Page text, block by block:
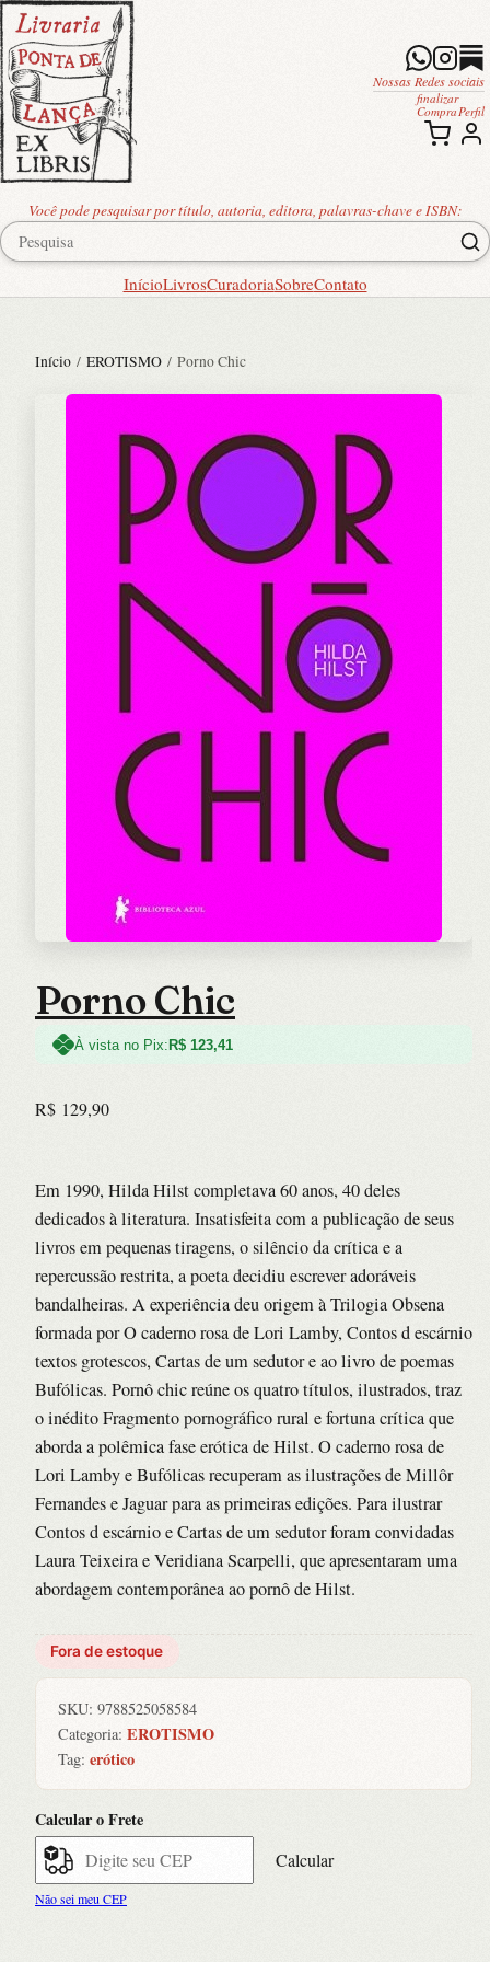
Você pode pesquisar por título, autoria, editora, palavras-chave e ISBN:
InícioLivrosCuradoriaSobreContato
Nossas Redes sociais
finalizar
Compra Perfil
Início / EROTISMO / Porno Chic
Porno Chic
À vista no Pix:R$ 123,41
R$ 129,90
Em 1990, Hilda Hilst completava 60 anos, 40 deles
dedicados à literatura. Insatisfeita com a publicação de seus
livros em pequenas tiragens, o silêncio da crítica e a
repercussão restrita, a poeta decidiu escrever adoráveis
bandalheiras. A experiência deu origem à Trilogia Obsena
formada por O caderno rosa de Lori Lamby, Contos d escárnio
textos grotescos, Cartas de um sedutor e ao livro de poemas
Bufólicas. Pornô chic reúne os quatro títulos, ilustrados, traz
o inédito Fragmento pornográfico rural e fortuna crítica que
aborda a polêmica fase erótica de Hilst. O caderno rosa de
Lori Lamby e Bufólicas recuperam as ilustrações de Millôr
Fernandes e Jaguar para as primeiras edições. Para ilustrar
Contos d escárnio e Cartas de um sedutor foram convidadas
Laura Teixeira e Veridiana Scarpelli, que apresentaram uma
abordagem contemporânea ao pornô de Hilst.
Fora de estoque
SKU: 9788525058584
Categoria: EROTISMO
Tag: erótico
Calcular o Frete
Calcular
Não sei meu CEP